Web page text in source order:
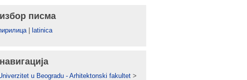
избор писма
| latinica
навигација
u Beogradu - Arhitektonski fakultet >